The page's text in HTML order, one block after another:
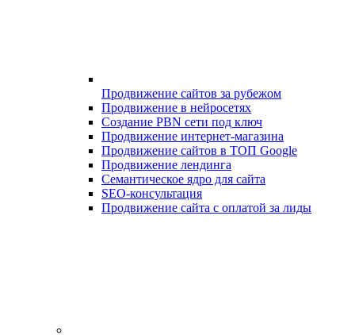
Продвижение сайтов за рубежом
Продвижение в нейросетях
Создание PBN сети под ключ
Продвижение интернет-магазина
Продвижение сайтов в ТОП Google
Продвижение лендинга
Семантическое ядро для сайта
SEO-консультация
Продвижение сайта с оплатой за лиды